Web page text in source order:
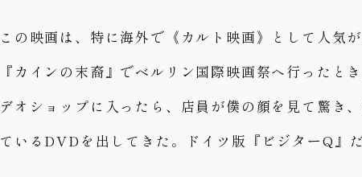
この映画は、特に海外で《カルト映画》として人気が
『カインの末裔』でベルリン国際映画祭へ行ったと
デオショップに入ったら、店員が僕の顔を見て驚き
ているDVDを出してきた。ドイツ版『ビジターQ』だ